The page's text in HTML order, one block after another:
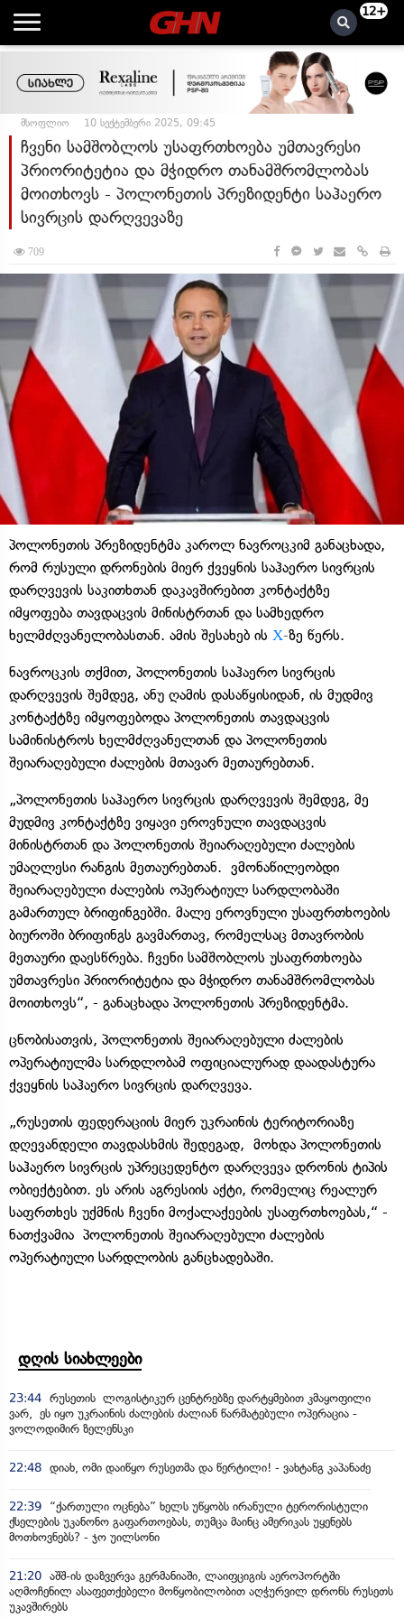
12+
მსოფლიო 10 სექტემბერი 2025, 09:45
ჩვენი სამშობლოს უსაფრთხოება უმთავრესი
პრიორიტეტია და მჭიდრო თანამშრომლობას
მოითხოვს - პოლონეთის პრეზიდენტი საჰაერო
სივრცის დარღვევაზე
709
პოლონეთის პრეზიდენტმა კაროლ ნავროცკიმ განაცხადა,
რომ რუსული დრონების მიერ ქვეყნის საჰაერო სივრცის
დარღვევის საკითხთან დაკავშირებით კონტაქტზე
იმყოფება თავდაცვის მინისტრთან და სამხედრო
ხელმძღვანელობასთან. ამის შესახებ ის Х-ზე წერს.
ნავროცკის თქმით, პოლონეთის საჰაერო სივრცის
დარღვევის შემდეგ, ანუ ღამის დასაწყისიდან, ის მუდმივ
კონტაქტზე იმყოფებოდა პოლონეთის თავდაცვის
სამინისტროს ხელმძღვანელთან და პოლონეთის
შეიარაღებული ძალების მთავარ მეთაურებთან.
„პოლონეთის საჰაერო სივრცის დარღვევის შემდეგ, მე
მუდმივ კონტაქტზე ვიყავი ეროვნული თავდაცვის
მინისტრთან და პოლონეთის შეიარაღებული ძალების
უმაღლესი რანგის მეთაურებთან. ვმონაწილეობდი
შეიარაღებული ძალების ოპერატიულ სარდლობაში
გამართულ ბრიფინგებში. მალე ეროვნული უსაფრთხოების
ბიუროში ბრიფინგს გავმართავ, რომელსაც მთავრობის
მეთაური დაესწრება. ჩვენი სამშობლოს უსაფრთხოება
უმთავრესი პრიორიტეტია და მჭიდრო თანამშრომლობას
მოითხოვს“, - განაცხადა პოლონეთის პრეზიდენტმა.
ცნობისათვის, პოლონეთის შეიარაღებული ძალების
ოპერატიულმა სარდლობამ ოფიციალურად დაადასტურა
ქვეყნის საჰაერო სივრცის დარღვევა.
„რუსეთის ფედერაციის მიერ უკრაინის ტერიტორიაზე
დღევანდელი თავდასხმის შედეგად, მოხდა პოლონეთის
საჰაერო სივრცის უპრეცედენტო დარღვევა დრონის ტიპის
ობიექტებით. ეს არის აგრესიის აქტი, რომელიც რეალურ
საფრთხეს უქმნის ჩვენი მოქალაქეების უსაფრთხოებას,“ -
ნათქვამია პოლონეთის შეიარაღებული ძალების
ოპერატიული სარდლობის განცხადებაში.
დღის სიახლეები
23:44 რუსეთის ლოგისტიკურ ცენტრებზე დარტყმებით კმაყოფილი
ვარ, ეს იყო უკრაინის ძალების ძალიან წარმატებული ოპერაცია -
ვოლოდიმირ ზელენსკი
22:48 დიახ, ომი დაიწყო რუსეთმა და წერტილი! - ვახტანგ კაპანაძე
22:39
“ქართული ოცნება” ხელს უწყობს ირანული ტერორისტული
ქსელების უკანონო გაფართოებას, თუმცა მაინც ამერიკას უყენებს
მოთხოვნებს? - ჯო უილსონი
21:20 აშშ-ის დაზვერვა გერმანიაში, ლაიფციგის აეროპორტში
აღმოჩენილ ასაფეთქებელი მოწყობილობით აღჭურვილ დრონს რუსეთს
უკავშირებს